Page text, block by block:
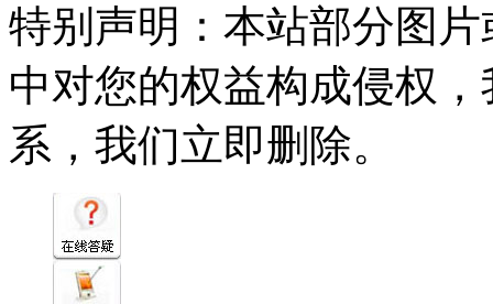
特别声明：本站部分图
中对您的权益构成侵权
系，我们立即删除。